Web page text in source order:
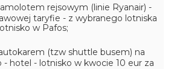
rejsowym (linie Ryanair) -
taryfie - z wybranego lotniska
w Pafos;
(tzw shuttle busem) na
- hotel - lotnisko w kwocie 10 eur za